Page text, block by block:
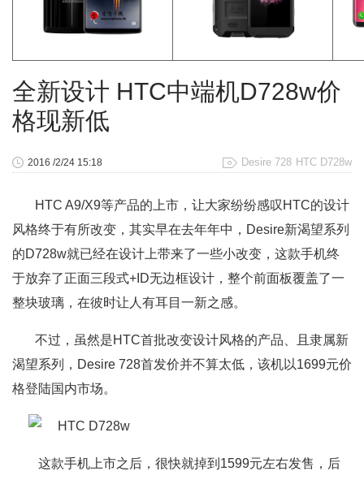
全新设计 HTC中端机D728w价
格现新低
Desire 728 HTC D728w
2016 /2/24 15:18
HTC A9/X9等产品的上市，让大家纷纷感叹HTC的设计
风格终于有所改变，其实早在去年年中，Desire新渴望系列
的D728w就已经在设计上带来了一些小改变，这款手机终
于放弃了正面三段式+ID无边框设计，整个前面板覆盖了一
整块玻璃，在彼时让人有耳目一新之感。
不过，虽然是HTC首批改变设计风格的产品、且隶属新
渴望系列，Desire 728首发价并不算太低，该机以1699元价
格登陆国内市场。
这款手机上市之后，很快就掉到1599元左右发售，后